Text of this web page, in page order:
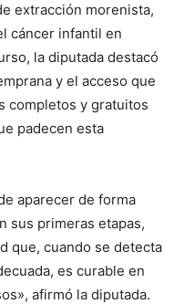
extracción morenista,
cáncer infantil en
la diputada destacó
y el acceso que
completos y gratuitos
padecen esta
aparecer de forma
sus primeras etapas,
que, cuando se detecta
es curable en
afirmó la diputada.